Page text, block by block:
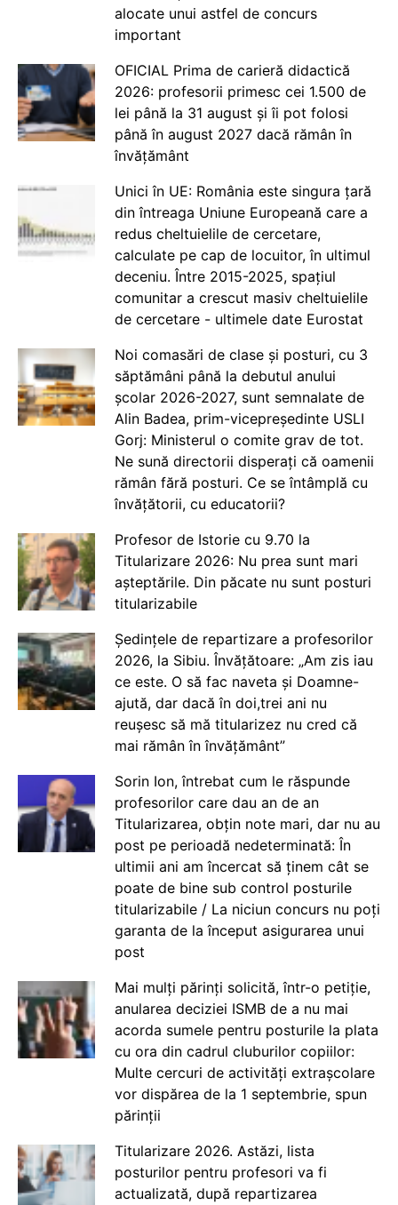
alocate unui astfel de concurs
important
OFICIAL Prima de carieră didactică
2026: profesorii primesc cei 1.500 de
lei până la 31 august și îi pot folosi
până în august 2027 dacă rămân în
învățământ
Unici în UE: România este singura țară
din întreaga Uniune Europeană care a
redus cheltuielile de cercetare,
calculate pe cap de locuitor, în ultimul
deceniu. Între 2015-2025, spațiul
comunitar a crescut masiv cheltuielile
de cercetare - ultimele date Eurostat
Noi comasări de clase și posturi, cu 3
săptămâni până la debutul anului
școlar 2026-2027, sunt semnalate de
Alin Badea, prim-vicepreședinte USLI
Gorj: Ministerul o comite grav de tot.
Ne sună directorii disperați că oamenii
rămân fără posturi. Ce se întâmplă cu
învățătorii, cu educatorii?
Profesor de Istorie cu 9.70 la
Titularizare 2026: Nu prea sunt mari
așteptările. Din păcate nu sunt posturi
titularizabile
Ședințele de repartizare a profesorilor
2026, la Sibiu. Învățătoare: „Am zis iau
ce este. O să fac naveta și Doamne-
ajută, dar dacă în doi,trei ani nu
reușesc să mă titularizez nu cred că
mai rămân în învățământ”
Sorin Ion, întrebat cum le răspunde
profesorilor care dau an de an
Titularizarea, obțin note mari, dar nu au
post pe perioadă nedeterminată: În
ultimii ani am încercat să ținem cât se
poate de bine sub control posturile
titularizabile / La niciun concurs nu poți
garanta de la început asigurarea unui
post
Mai mulți părinți solicită, într-o petiție,
anularea deciziei ISMB de a nu mai
acorda sumele pentru posturile la plata
cu ora din cadrul cluburilor copiilor:
Multe cercuri de activități extrașcolare
vor dispărea de la 1 septembrie, spun
părinții
Titularizare 2026. Astăzi, lista
posturilor pentru profesori va fi
actualizată, după repartizarea